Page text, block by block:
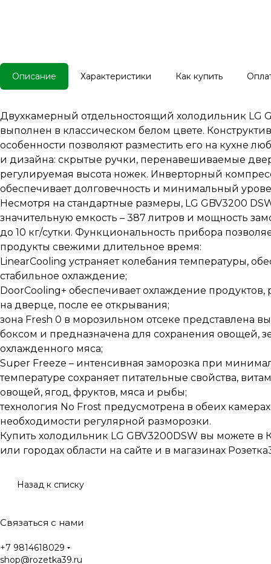
Описание Характеристики Как купить
Двухкамерный отдельностоящий холодильник LG
выполнен в классическом белом цвете.
особенности позволяют разместить его на кухне
и дизайна: скрытые ручки, перенавешиваемые
регулируемая высота ножек. Инверторный
обеспечивает долговечность и минимальный
Несмотря на стандартные размеры, LG GBV3200
значительную емкость – 387 литров и мощность
до 10 кг/сутки. Функциональность прибора
продукты свежими длительное время:
LinearCooling устраняет колебания температуры,
стабильное охлаждение;
DoorCooling+ обеспечивает охлаждение
на дверце, после ее открывания;
зона Fresh 0 в морозильном отсеке представлена
боксом и предназначена для сохранения овощей,
охлажденного мяса;
Super Freeze – интенсивная заморозка при
температуре сохраняет питательные свойства,
овощей, ягод, фруктов, мяса и рыбы;
технология No Frost предусмотрена в обеих
необходимости регулярной разморозки.
Купить холодильник LG GBV3200DSW вы можете в
или городах области на сайте и в магазинах
Назад к списку
Связаться с нами
+7 9814618029
shop@rozetka39.ru